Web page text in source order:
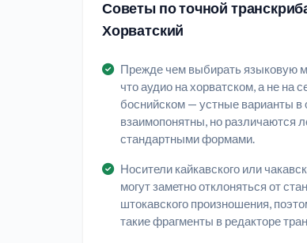
Советы по точной
Хорватский
Прежде чем выбирать языковую
что аудио на хорватском, а не на
боснийском — устные варианты в
взаимопонятны, но различаются
стандартными формами.
Носители кайкавского или
могут заметно отклоняться от
штокавского произношения,
такие фрагменты в редакторе